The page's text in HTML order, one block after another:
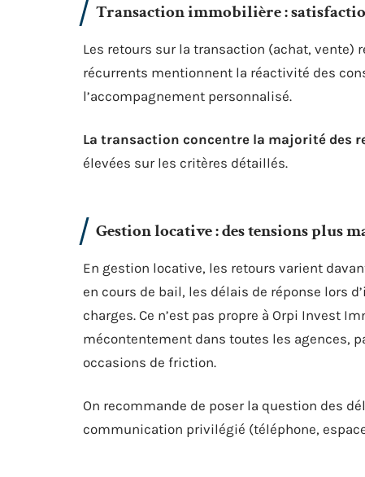
Transaction immobilière :
Les retours sur la transaction (achat, vente)
récurrents mentionnent la réactivité des
l’accompagnement personnalisé.
La transaction concentre la majorité des
élevées sur les critères détaillés.
Gestion locative : des tensions plus
En gestion locative, les retours varient
en cours de bail, les délais de réponse lors
charges. Ce n’est pas propre à Orpi Invest
mécontentement dans toutes les agences,
occasions de friction.
On recommande de poser la question des
communication privilégié (téléphone,